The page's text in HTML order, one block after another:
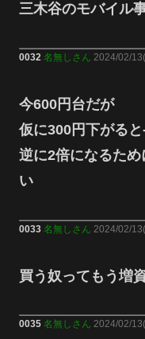
三木谷のモバイル
0032 名無しさん 2024/02/
今600円台だが
仮に300円下がる
逆に2倍になるた
い
0033 名無しさん 2024/02/
買う奴ってもう増
0035 名無しさん 2024/02/